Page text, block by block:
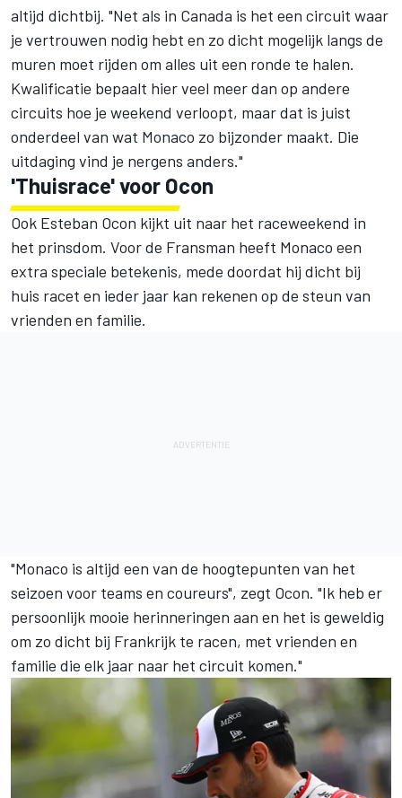
altijd dichtbij. "Net als in Canada is het een circuit waar
je vertrouwen nodig hebt en zo dicht mogelijk langs de
muren moet rijden om alles uit een ronde te halen.
Kwalificatie bepaalt hier veel meer dan op andere
circuits hoe je weekend verloopt, maar dat is juist
onderdeel van wat Monaco zo bijzonder maakt. Die
uitdaging vind je nergens anders."
'Thuisrace' voor Ocon
Ook Esteban Ocon kijkt uit naar het raceweekend in
het prinsdom. Voor de Fransman heeft Monaco een
extra speciale betekenis, mede doordat hij dicht bij
huis racet en ieder jaar kan rekenen op de steun van
vrienden en familie.
"Monaco is altijd een van de hoogtepunten van het
seizoen voor teams en coureurs", zegt Ocon. "Ik heb er
persoonlijk mooie herinneringen aan en het is geweldig
om zo dicht bij Frankrijk te racen, met vrienden en
familie die elk jaar naar het circuit komen."